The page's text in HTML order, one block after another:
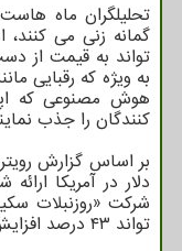
تحلیلگران ماه
گمانه زنی می
تواند به قیمت از
به ویژه که رقبایی
هوش مصنوعی که
کنندگان را جذب
دلار در آمریکا
شرکت «روزنبلات
تواند ۴۳ درصد افزایش یابد و تا ۱۱۴۲ دلار قیمت داشته باشد.